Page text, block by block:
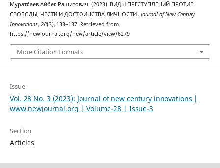
Муратбаев Айбек Рашитович. (2023). ВИДЫ ПРЕСТУПЛЕНИЙ ПРОТИВ
СВОБОДЫ, ЧЕСТИ И ДОСТОИНСТВА ЛИЧНОСТИ . Journal of New Century
Innovations, 28(3), 133–137. Retrieved from
https://newjournal.org/new/article/view/6279
More Citation Formats
Issue
Vol. 28 No. 3 (2023): Journal of new century innovations |
www.newjournal.org | Volume-28 | Issue-3
Section
Articles